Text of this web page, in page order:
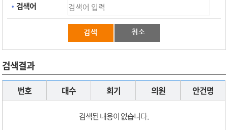
검색어
검색결과
번호 대수 회기 의원 안건명
검색된 내용이 없습니다.